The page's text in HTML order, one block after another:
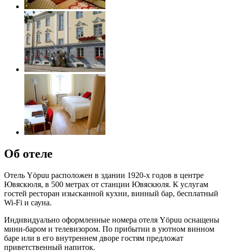
Об отеле
Отель Yöpuu расположен в здании 1920-х годов в центре
Ювяскюля, в 500 метрах от станции Ювяскюля. К услугам
гостей ресторан изысканной кухни, винный бар, бесплатный
Wi-Fi и сауна.
Индивидуально оформленные номера отеля Yöpuu оснащены
мини-баром и телевизором. По прибытии в уютном винном
баре или в его внутреннем дворе гостям предложат
приветственный напиток.